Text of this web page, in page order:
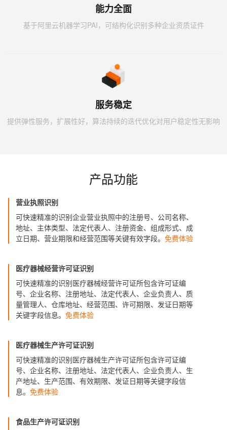
能力全面
基于阿里云机器学习PAI，可结构化识别多种企业资质证件
服务稳定
提供弹性服务，扩展性好，算法持续的迭代优化对用户稳定性无影响
产品功能
营业执照识别
可快速精准的识别企业营业执照中的注册号、公司名称、
地址、主体类型、法定代表人、注册资金、组成形式、成
立日期、营业期限和经营范围等关键有效字段。免费体验
医疗器械经营许可证识别
可快速精准的识别医疗器械经营许可证所包含许可证编
号、企业名称、注册地址、法定代表人、企业负责人、质
量管理人、仓库地址、经营范围、许可期限、发证日期等
关键字段信息。免费体验
医疗器械生产许可证识别
可快速精准的识别医疗器械生产许可证所包含许可证编
号、企业名称、注册地址、法定代表人、企业负责人、生
产地址、生产范围、有效期限、发证日期等关键字段信
息。免费体验
食品生产许可证识别